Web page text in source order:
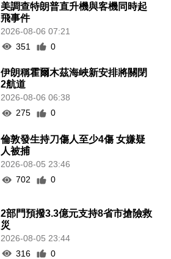
美調查特朗普直升機與客機同時起
飛事件
2026-08-06 07:21
351
0
伊朗稱霍爾木茲海峽新安排將關閉
2航道
2026-08-06 06:38
275
0
倫敦發生持刀傷人至少4傷 女嫌疑
人被捕
2026-08-05 23:46
702
0
2部門預撥3.3億元支持8省市搶險救
災
2026-08-05 23:44
316
0